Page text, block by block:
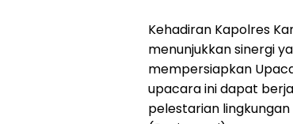
Kehadiran Kapolres
menunjukkan sinergi
mempersiapkan
upacara ini dapat
pelestarian